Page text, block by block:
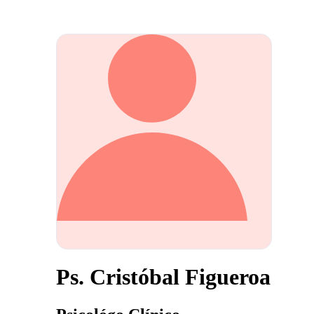
Ps. Cristóbal Figueroa